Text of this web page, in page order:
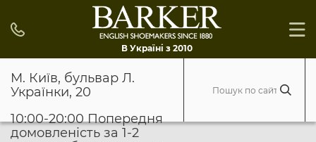
В Україні з 2010
М. Київ, бульвар Л.
Українки, 20
10:00-20:00 Попередня
домовленість за 1-2